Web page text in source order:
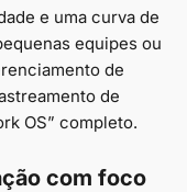
e uma curva de
equipes ou
de
de
OS” completo.
com foco